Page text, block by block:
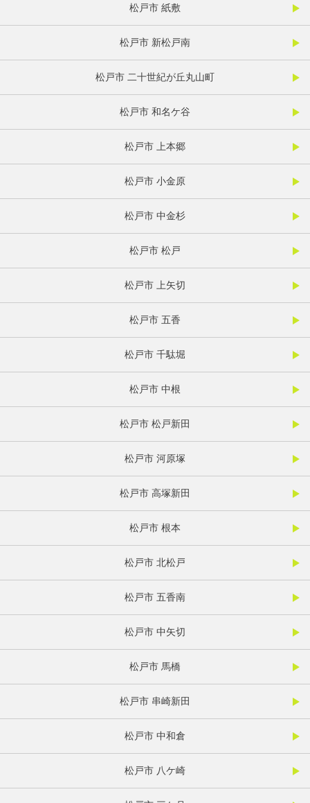
松戸市 紙敷
松戸市 新松戸南
松戸市 二十世紀が丘丸山町
松戸市 和名ケ谷
松戸市 上本郷
松戸市 小金原
松戸市 中金杉
松戸市 松戸
松戸市 上矢切
松戸市 五香
松戸市 千駄堀
松戸市 中根
松戸市 松戸新田
松戸市 河原塚
松戸市 高塚新田
松戸市 根本
松戸市 北松戸
松戸市 五香南
松戸市 中矢切
松戸市 馬橋
松戸市 串崎新田
松戸市 中和倉
松戸市 八ケ崎